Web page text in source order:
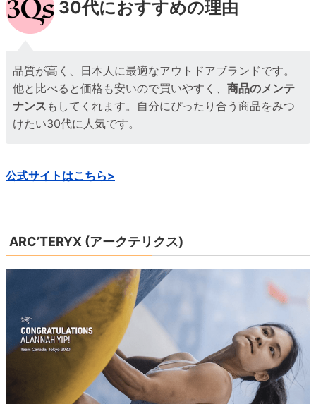
世界で一番支持されているアウトドアブランド
カナダ発の世界で トップクラスに高級なアウトドアブランド
です。海外のアウトドアランキングで2年間、1位を維持し
ています。ウィンタースポーツの商品も取り扱っていて、ス
キーウェアが好評です。